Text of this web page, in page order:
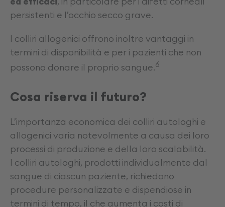
persistenti e l’occhio secco grave.
I colliri allogenici offrono inoltre vantaggi in
termini di disponibilità e per i pazienti che non
possono donare il proprio sangue.6
Cosa riserva il futuro?
L’importanza economica dei colliri autologhi e
allogenici varia notevolmente a causa dei loro
processi di produzione e della loro scalabilità.
I colliri autologhi, prodotti individualmente dal
sangue di ciascun paziente, richiedono
procedure personalizzate e dispendiose in
termini di tempo, il che aumenta i costi di